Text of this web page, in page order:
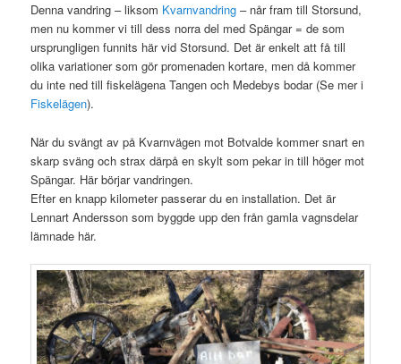
Denna vandring – liksom Kvarnvandring – når fram till Storsund,
men nu kommer vi till dess norra del med Spängar = de som
ursprungligen funnits här vid Storsund. Det är enkelt att få till
olika variationer som gör promenaden kortare, men då kommer
du inte ned till fiskelägena Tangen och Medebys bodar (Se mer i
Fiskelägen).
När du svängt av på Kvarnvägen mot Botvalde kommer snart en
skarp sväng och strax därpå en skylt som pekar in till höger mot
Spängar. Här börjar vandringen.
Efter en knapp kilometer passerar du en installation. Det är
Lennart Andersson som byggde upp den från gamla vagnsdelar
lämnade här.